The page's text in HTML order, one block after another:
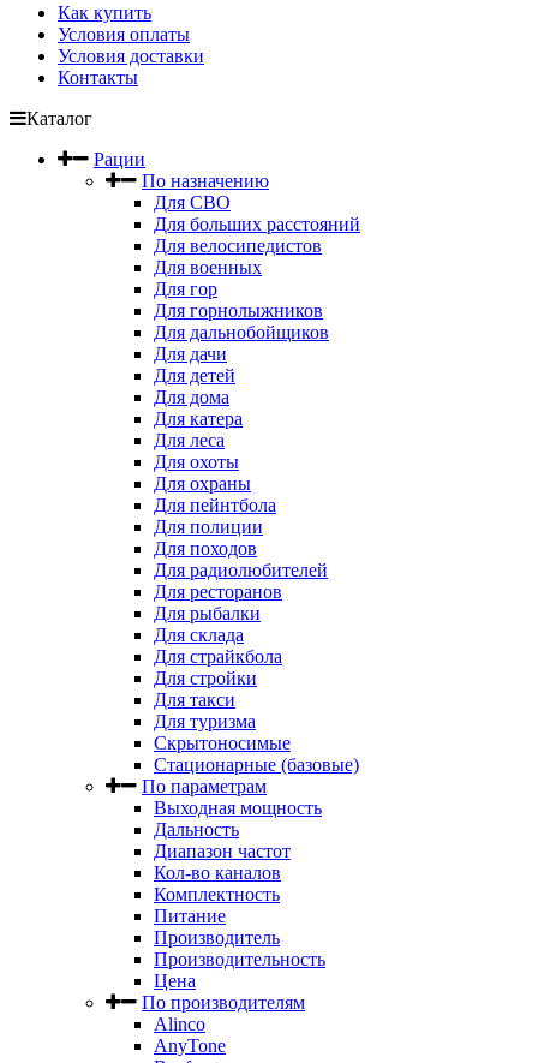
Как купить
Условия оплаты
Условия доставки
Контакты
Каталог
Рации
По назначению
Для СВО
Для больших расстояний
Для велосипедистов
Для военных
Для гор
Для горнолыжников
Для дальнобойщиков
Для дачи
Для детей
Для дома
Для катера
Для леса
Для охоты
Для охраны
Для пейнтбола
Для полиции
Для походов
Для радиолюбителей
Для ресторанов
Для рыбалки
Для склада
Для страйкбола
Для стройки
Для такси
Для туризма
Скрытоносимые
Стационарные (базовые)
По параметрам
Выходная мощность
Дальность
Диапазон частот
Кол-во каналов
Комплектность
Питание
Производитель
Производительность
Цена
По производителям
Alinco
AnyTone